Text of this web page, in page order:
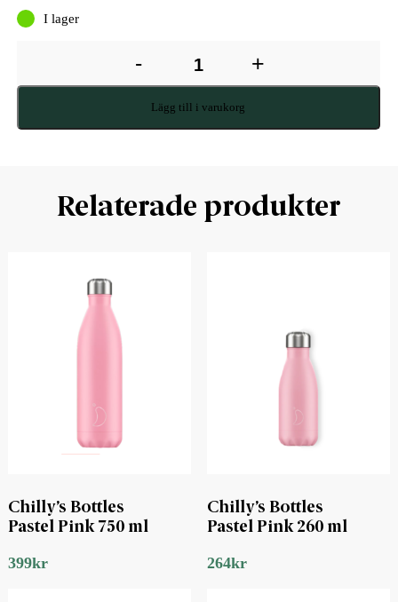
I lager
- +
Lägg till i varukorg
Relaterade produkter
Chilly’s Bottles
Pastel Pink 750 ml
399kr
Chilly’s Bottles
Pastel Pink 260 ml
264kr